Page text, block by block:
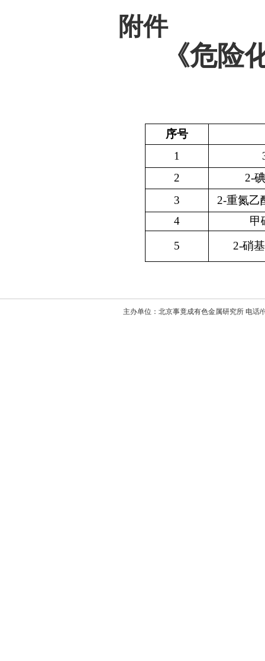
附件
《危险
序号
1
2
2-
3
2-重氮乙
4
甲
5
2-硝
主办单位：北京事竟成有色金属研究所 电